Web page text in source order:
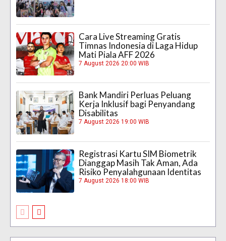
Cara Live Streaming Gratis
Timnas Indonesia di Laga Hidup
Mati Piala AFF 2026
7 August 2026 20:00 WIB
Bank Mandiri Perluas Peluang
Kerja Inklusif bagi Penyandang
Disabilitas
7 August 2026 19:00 WIB
Registrasi Kartu SIM Biometrik
Dianggap Masih Tak Aman, Ada
Risiko Penyalahgunaan Identitas
7 August 2026 18:00 WIB